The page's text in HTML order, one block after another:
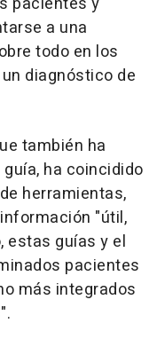
a una
todo en los
diagnóstico de
también ha
ha coincidido
herramientas,
"útil,
estas guías y el
pacientes
más integrados